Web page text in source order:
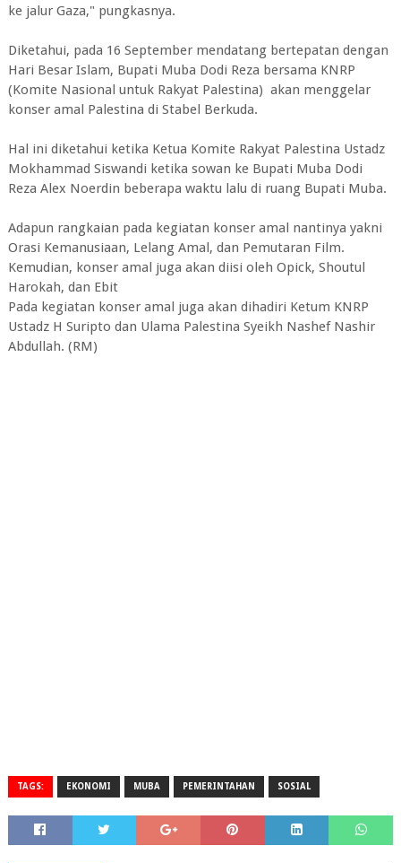
ke jalur Gaza," pungkasnya.
Diketahui, pada 16 September mendatang bertepatan dengan
Hari Besar Islam, Bupati Muba Dodi Reza bersama KNRP
(Komite Nasional untuk Rakyat Palestina) akan menggelar
konser amal Palestina di Stabel Berkuda.
Hal ini diketahui ketika Ketua Komite Rakyat Palestina Ustadz
Mokhammad Siswandi ketika sowan ke Bupati Muba Dodi
Reza Alex Noerdin beberapa waktu lalu di ruang Bupati Muba.
Adapun rangkaian pada kegiatan konser amal nantinya yakni
Orasi Kemanusiaan, Lelang Amal, dan Pemutaran Film.
Kemudian, konser amal juga akan diisi oleh Opick, Shoutul
Harokah, dan Ebit
Pada kegiatan konser amal juga akan dihadiri Ketum KNRP
Ustadz H Suripto dan Ulama Palestina Syeikh Nashef Nashir
Abdullah. (RM)
TAGS: EKONOMI MUBA PEMERINTAHAN SOSIAL